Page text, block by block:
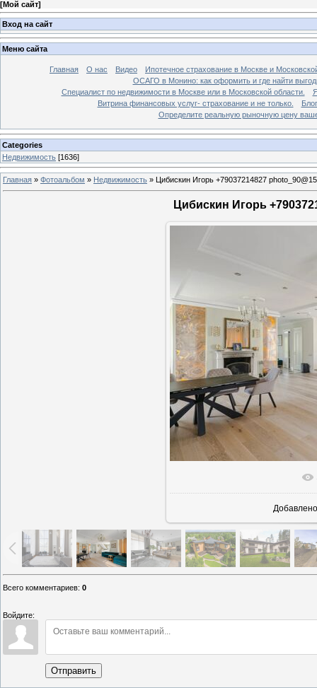
[Мой сайт]
Вход на сайт
Меню сайта
Главная О нас Видео
Ипотечное страхование в Москве и
ОСАГО в Монино: как оформить и где найти
Специалист по недвижимости в Москве или в Московской области.
Витрина финансовых услуг- страхование и не только.
Блог
Определите реальную рыночную цену
Categories
Недвижимость [1636]
Главная » Фотоальбом » Недвижимость » Цибискин Игорь +79037214827
Цибискин Игорь
В
Добавлено
Всего комментариев: 0
Войдите:
Отправить